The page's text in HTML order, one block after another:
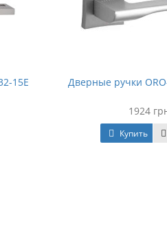
15E Дверные ручки
1924
Купить